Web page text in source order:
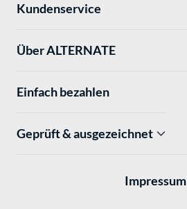
Kundenservice
Über ALTERNATE
Einfach bezahlen
Geprüft & ausgezeichnet
Impressum